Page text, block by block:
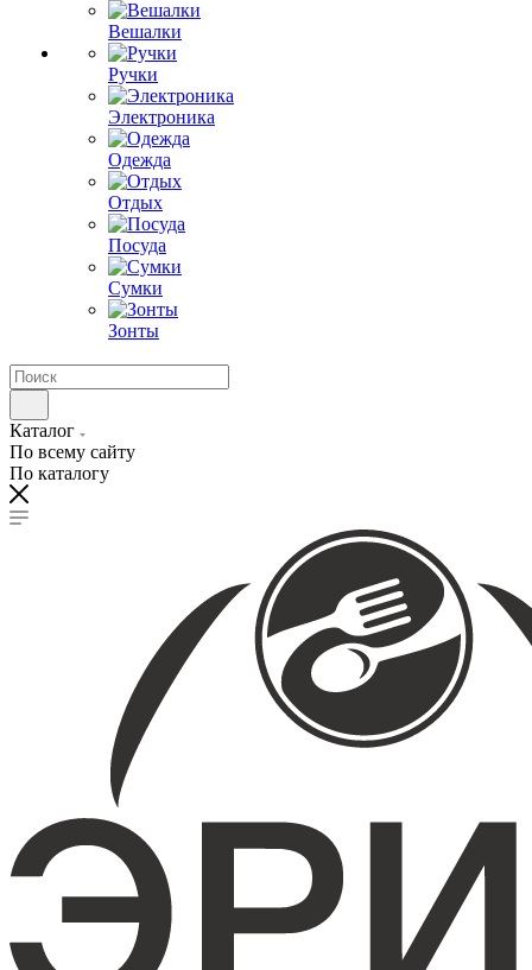
Вешалки
Ручки
Электроника
Одежда
Отдых
Посуда
Сумки
Зонты
Каталог
По всему сайту
По каталогу